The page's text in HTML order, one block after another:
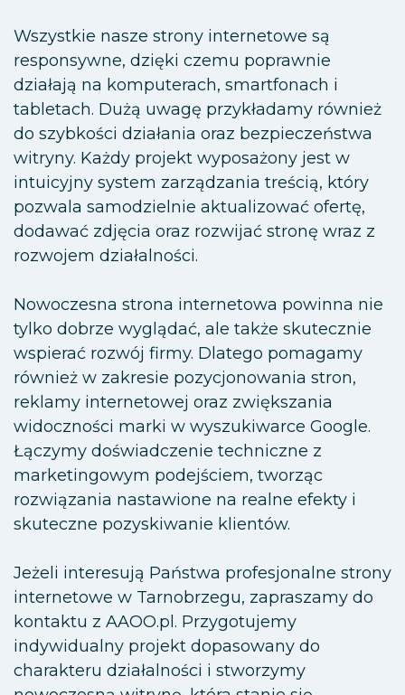
Wszystkie nasze strony internetowe są
responsywne, dzięki czemu poprawnie
działają na komputerach, smartfonach i
tabletach. Dużą uwagę przykładamy również
do szybkości działania oraz bezpieczeństwa
witryny. Każdy projekt wyposażony jest w
intuicyjny system zarządzania treścią, który
pozwala samodzielnie aktualizować ofertę,
dodawać zdjęcia oraz rozwijać stronę wraz z
rozwojem działalności.
Nowoczesna strona internetowa powinna nie
tylko dobrze wyglądać, ale także skutecznie
wspierać rozwój firmy. Dlatego pomagamy
również w zakresie pozycjonowania stron,
reklamy internetowej oraz zwiększania
widoczności marki w wyszukiwarce Google.
Łączymy doświadczenie techniczne z
marketingowym podejściem, tworząc
rozwiązania nastawione na realne efekty i
skuteczne pozyskiwanie klientów.
Jeżeli interesują Państwa profesjonalne strony
internetowe w Tarnobrzegu, zapraszamy do
kontaktu z AAOO.pl. Przygotujemy
indywidualny projekt dopasowany do
charakteru działalności i stworzymy